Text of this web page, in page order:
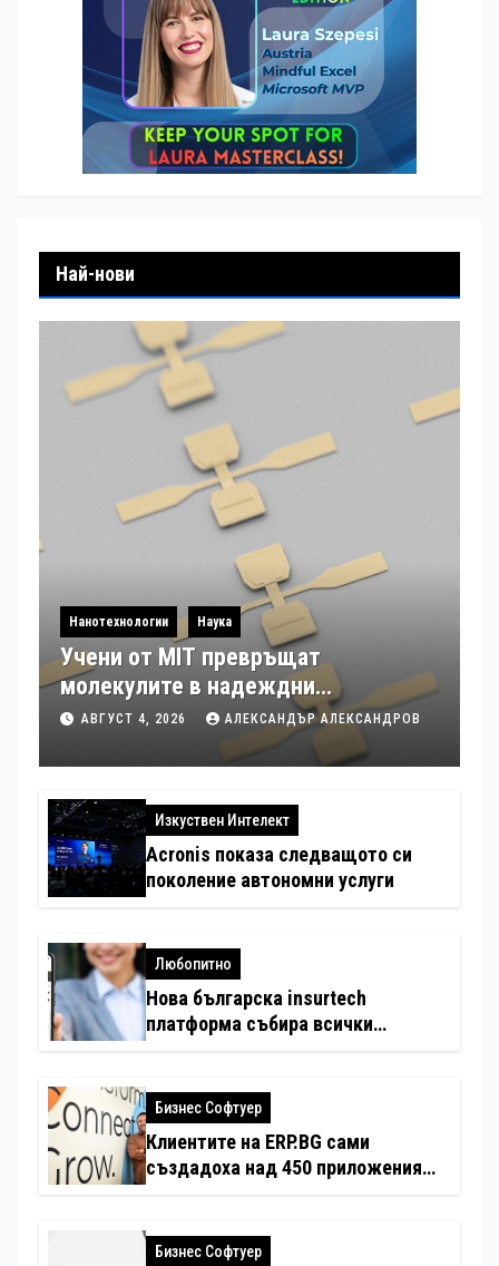
Най-нови
Нанотехнологии Наука
Учени от MIT превръщат
молекулите в надеждни
електронни устройства
АВГУСТ 4, 2026 АЛЕКСАНДЪР АЛЕКСАНДРОВ
Изкуствен Интелект
Acronis показа следващото си
поколение автономни услуги
Любопитно
Нова българска insurtech
платформа събира всички
Бизнес Софтуер
Клиентите на ERP.BG сами
създадоха над 450 приложения
интелект
Бизнес Софтуер